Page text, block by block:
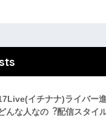
イチナナ)ライバー
んな人なの︖配信スタイ